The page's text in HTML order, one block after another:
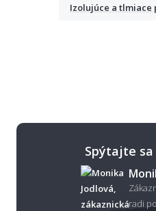
Izolujúce a tlmiace
Spýtajte
radi